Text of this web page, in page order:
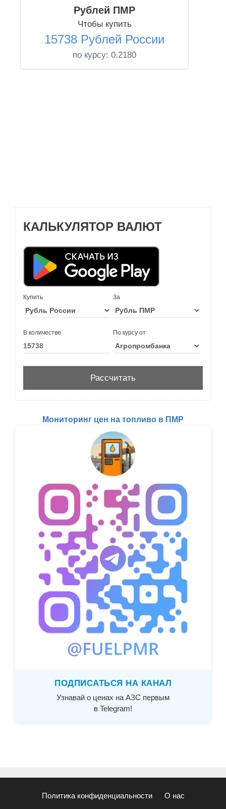
Рублей ПМР
Чтобы купить
15738 Рублей России
по курсу: 0.2180
КАЛЬКУЛЯТОР ВАЛЮТ
Купить За
В количестве По курсу от
Мониторинг цен на топливо в ПМР
ПОДПИСАТЬСЯ НА КАНАЛ
Узнавай о ценах на АЗС первым
в Telegram!
Политика конфиденциальности О нас